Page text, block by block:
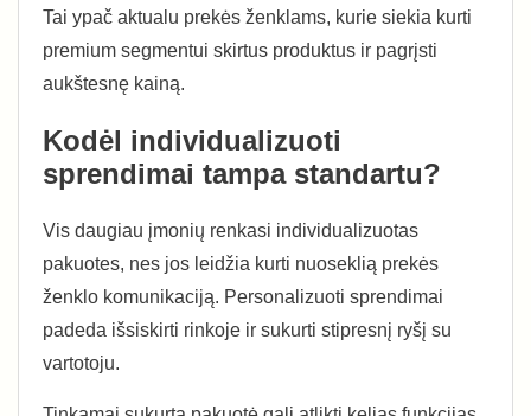
Tai ypač aktualu prekės ženklams, kurie siekia kurti
premium segmentui skirtus produktus ir pagrįsti
aukštesnę kainą.
Kodėl individualizuoti
sprendimai tampa standartu?
Vis daugiau įmonių renkasi individualizuotas
pakuotes, nes jos leidžia kurti nuoseklią prekės
ženklo komunikaciją. Personalizuoti sprendimai
padeda išsiskirti rinkoje ir sukurti stipresnį ryšį su
vartotoju.